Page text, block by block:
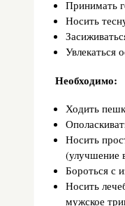
Принимать
Носить
Увлекаться
Необходимо:
Ходить
Носить
(улучшение
Бороться с
Носить
мужское